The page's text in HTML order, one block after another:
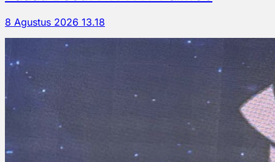
8 Agustus 2026 13.18